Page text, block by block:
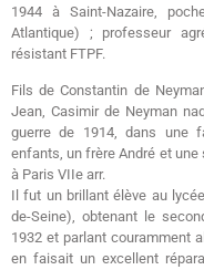
1944 à Saint-Nazaire,
Atlantique) ; professeur
résistant FTPF.
Fils de Constantin de
Jean, Casimir de Neyman
guerre de 1914, dans une
enfants, un frère André et
à Paris VIIe arr.
Il fut un brillant élève au
de-Seine), obtenant le
1932 et parlant couramment
en faisait un excellent